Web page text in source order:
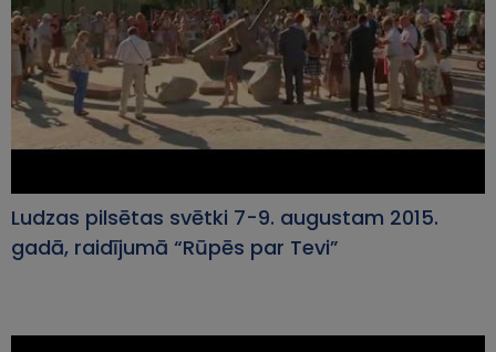
Ludzas pilsētas svētki 7-9. augustam 2015.
gadā, raidījumā “Rūpēs par Tevi”